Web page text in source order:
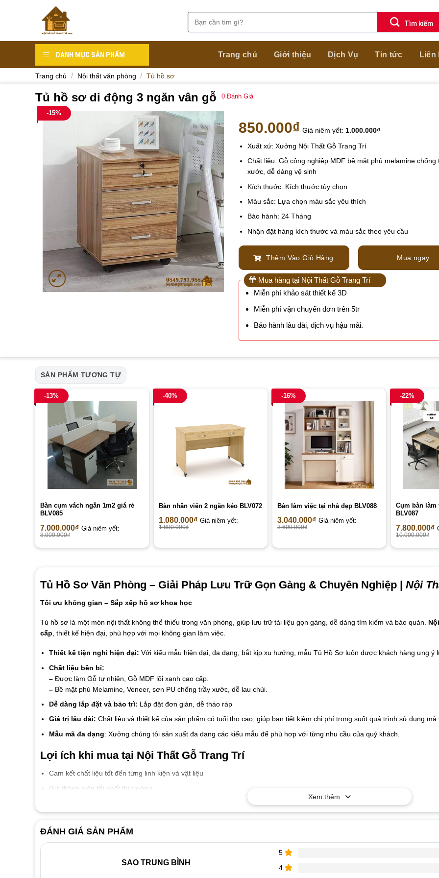
Tìm
kiếm:
DANH MỤC SẢN PHẨM Trang chủ Giới thiệu Dịch Vụ Tin tức Liên
Trang chủ / Nội thất văn phòng / Tủ hồ sơ
Tủ hồ sơ di động 3 ngăn vân gỗ 0 Đánh Giá
-15%
850.000₫ Giá niêm yết: 1.000.000₫
Xuất xứ: Xưởng Nội Thất Gỗ Trang Trí
Chất liệu: Gỗ công nghiệp MDF bề mặt phủ melamine chống
xước, dễ dàng vệ sinh
Kích thước: Kích thước tùy chọn
Màu sắc: Lựa chọn màu sắc yêu thích
Bảo hành: 24 Tháng
Nhận đặt hàng kích thước và màu sắc theo yêu cầu
Thêm Vào Giỏ Hàng Mua ngay
Mua hàng tại Nội Thất Gỗ Trang Trí
Miễn phí khảo sát thiết kế 3D
Miễn phí vận chuyển đơn trên 5tr
Bảo hành lâu dài, dịch vụ hậu mãi.
SẢN PHẨM TƯƠNG TỰ
-13%
Bàn cụm vách ngăn 1m2 giá rẻ
BLV085
7.000.000₫ Giá niêm yết:
8.000.000₫
-40%
Bàn nhân viên 2 ngăn kéo BLV072
1.080.000₫ Giá niêm yết:
1.800.000₫
-16%
Bàn làm việc tại nhà đẹp BLV088
3.040.000₫ Giá niêm yết:
3.600.000₫
-22%
Cụm bàn
BLV087
7.800.000₫
10.000.000₫
Tủ Hồ Sơ Văn Phòng – Giải Pháp Lưu Trữ Gọn Gàng & Chuyên Nghiệp | Nội
Tối ưu không gian – Sắp xếp hồ sơ khoa học
Tủ hồ sơ là một món nội thất không thể thiếu trong văn phòng, giúp lưu trữ tài liệu gọn gàng, dễ dàng tìm kiếm và bảo quản.
cấp , thiết kế hiện đại, phù hợp với mọi không gian làm việc.
Thiết kế tiện nghi hiện đại: Với kiểu mẫu hiện đại, đa dạng, bắt kịp xu hướng, mẫu Tủ Hồ Sơ luôn được khách hàng ưng ý
Chất liệu bền bỉ:
–Được làm Gỗ tự nhiên, Gỗ MDF lõi xanh cao cấp.
–Bề mặt phủ Melamine, Veneer, sơn PU chống trầy xước, dễ lau chùi.
Dễ dàng lắp đặt và bảo trì: Lắp đặt đơn giản, dễ tháo ráp
Giá trị lâu dài: Chất liệu và thiết kế của sản phẩm có tuổi thọ cao, giúp bạn tiết kiệm chi phí trong suốt quá trình sử dụng
Mẫu mã đa dạng: Xưởng chúng tôi sản xuất đa dạng các kiểu mẫu để phù hợp với từng nhu cầu của quý khách.
Lợi ích khi mua tại Nội Thất Gỗ Trang Trí
Cam kết chất liệu tốt đến từng linh kiện và vật liệu
Giá thành luôn tốt nhất thị trường
Xem thêm
ĐÁNH GIÁ SẢN PHẨM
SAO TRUNG BÌNH
5
4